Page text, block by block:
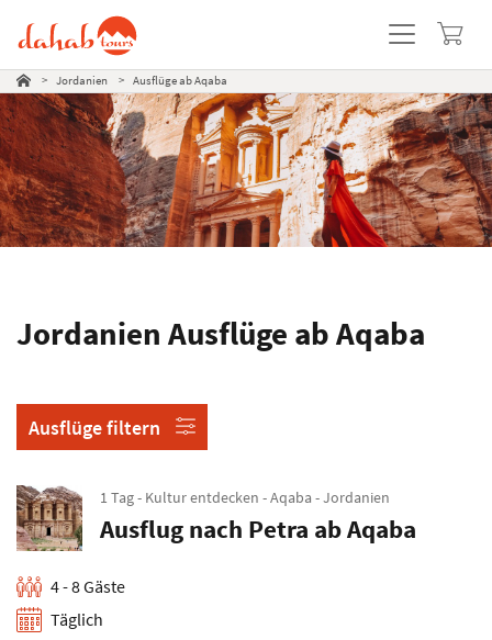
> Jordanien > Ausflüge ab Aqaba
Jordanien Ausflüge ab Aqaba
Ausflüge filtern
1 Tag - Kultur entdecken - Aqaba - Jordanien
Ausflug nach Petra ab Aqaba
4 - 8 Gäste
Täglich